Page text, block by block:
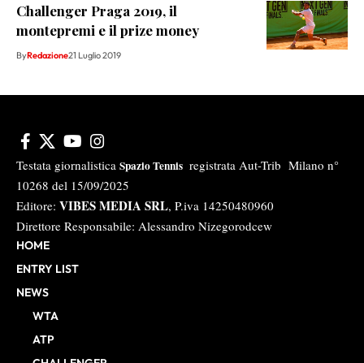
Challenger Praga 2019, il
montepremi e il prize money
ByRedazione21 Luglio 2019
Testata giornalistica Spazio Tennis registrata Aut-Trib Milano n°
10268 del 15/09/2025
Editore: VIBES MEDIA SRL, P.iva 14250480960
Direttore Responsabile: Alessandro Nizegorodcew
HOME
ENTRY LIST
NEWS
WTA
ATP